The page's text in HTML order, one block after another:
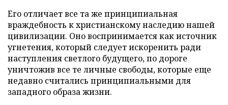
Его отличает все та же принципиальная
враждебность к христианскому наследию нашей
цивилизации. Оно воспринимается как источник
угнетения, который следует искоренить ради
наступления светлого будущего, по дороге
уничтожив все те личные свободы, которые еще
недавно считались принципиальными для
западного образа жизни.